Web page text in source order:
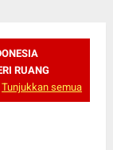
RUANG
Tunjukkan semua